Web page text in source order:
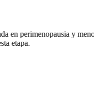
en perimenopausia y
etapa.